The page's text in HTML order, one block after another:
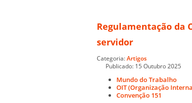
Regulamentação da
servidor
Categoria:Artigos
Publicado: 15 Outubro 2025
Mundo do Trabalho
OIT (Organização
Convenção 151